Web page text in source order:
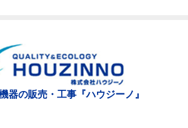
器の販売・工事『ハウジーノ』